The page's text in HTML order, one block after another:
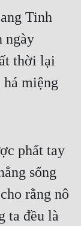
Tinh
thời lại
miệng
phất tay
sống
rằng nô
ta đều là